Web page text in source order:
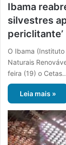
Ibama
silvestres
periclitante’
O Ibama
Naturais
feira (19) o
Leia mais »